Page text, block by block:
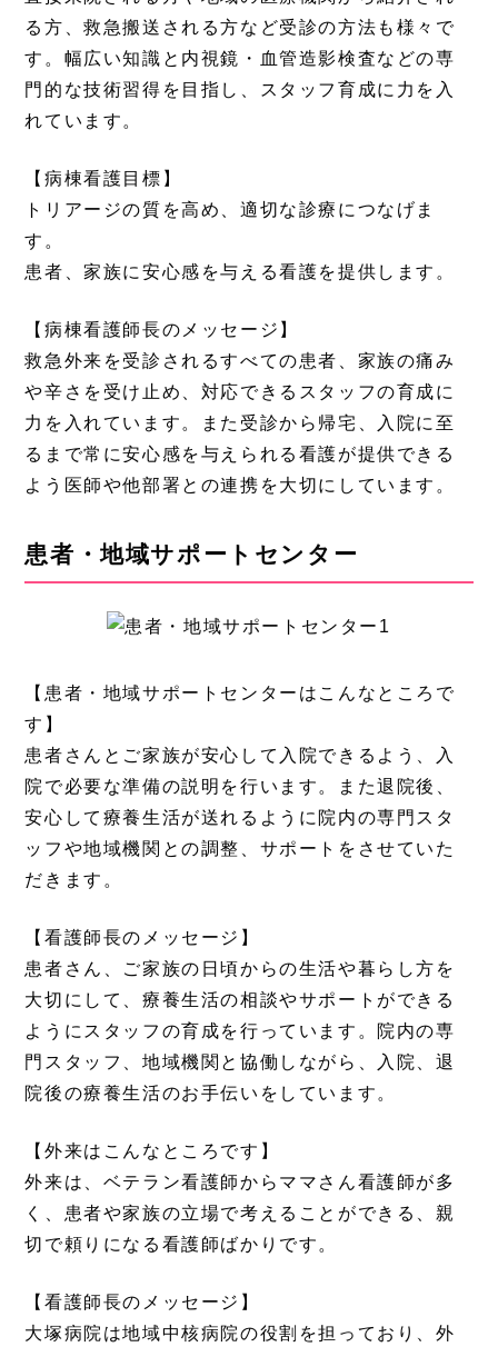
る方、救急搬送される方など受診の方法も様々で
す。幅広い知識と内視鏡・血管造影検査などの専
門的な技術習得を目指し、スタッフ育成に力を入
れています。
【病棟看護目標】
トリアージの質を高め、適切な診療につなげま
す。
患者、家族に安心感を与える看護を提供します。
【病棟看護師長のメッセージ】
救急外来を受診されるすべての患者、家族の痛み
や辛さを受け止め、対応できるスタッフの育成に
力を入れています。また受診から帰宅、入院に至
るまで常に安心感を与えられる看護が提供できる
よう医師や他部署との連携を大切にしています。
患者・地域サポートセンター
【患者・地域サポートセンターはこんなところで
す】
患者さんとご家族が安心して入院できるよう、入
院で必要な準備の説明を行います。また退院後、
安心して療養生活が送れるように院内の専門スタ
ッフや地域機関との調整、サポートをさせていた
だきます。
【看護師長のメッセージ】
患者さん、ご家族の日頃からの生活や暮らし方を
大切にして、療養生活の相談やサポートができる
ようにスタッフの育成を行っています。院内の専
門スタッフ、地域機関と協働しながら、入院、退
院後の療養生活のお手伝いをしています。
【外来はこんなところです】
外来は、ベテラン看護師からママさん看護師が多
く、患者や家族の立場で考えることができる、親
切で頼りになる看護師ばかりです。
【看護師長のメッセージ】
大塚病院は地域中核病院の役割を担っており、外